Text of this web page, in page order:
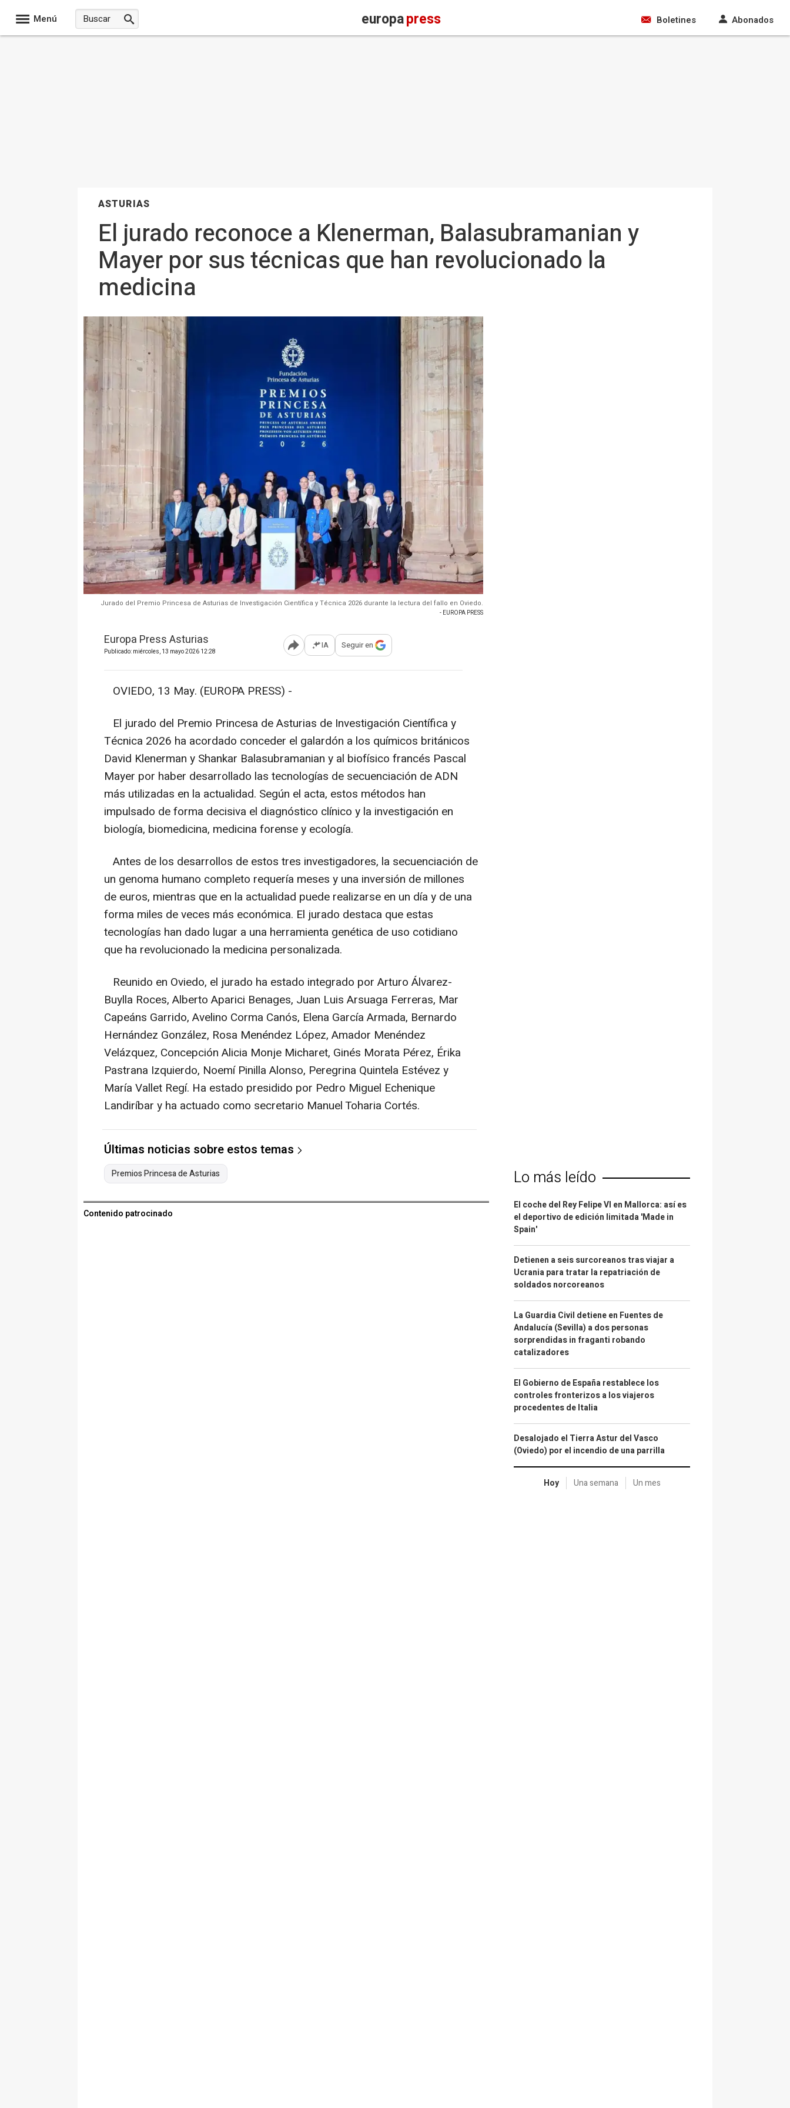
Menú europapress Boletines Abonados
ASTURIAS
El jurado reconoce a Klenerman, Balasubramanian y
Mayer por sus técnicas que han revolucionado la
medicina
Jurado del Premio Princesa de Asturias de Investigación Científica y Técnica 2026 durante la lectura del fallo en Oviedo.
- EUROPA PRESS
Europa Press Asturias
Publicado: miércoles, 13 mayo 2026 12:28 Abrir opciones para compartir
IA Seguir en
OVIEDO, 13 May. (EUROPA PRESS) -
El jurado del Premio Princesa de Asturias de Investigación Científica y
Técnica 2026 ha acordado conceder el galardón a los químicos británicos
David Klenerman y Shankar Balasubramanian y al biofísico francés Pascal
Mayer por haber desarrollado las tecnologías de secuenciación de ADN
más utilizadas en la actualidad. Según el acta, estos métodos han
impulsado de forma decisiva el diagnóstico clínico y la investigación en
biología, biomedicina, medicina forense y ecología.
Antes de los desarrollos de estos tres investigadores, la secuenciación de
un genoma humano completo requería meses y una inversión de millones
de euros, mientras que en la actualidad puede realizarse en un día y de una
forma miles de veces más económica. El jurado destaca que estas
tecnologías han dado lugar a una herramienta genética de uso cotidiano
que ha revolucionado la medicina personalizada.
Reunido en Oviedo, el jurado ha estado integrado por Arturo Álvarez-
Buylla Roces, Alberto Aparici Benages, Juan Luis Arsuaga Ferreras, Mar
Capeáns Garrido, Avelino Corma Canós, Elena García Armada, Bernardo
Hernández González, Rosa Menéndez López, Amador Menéndez
Velázquez, Concepción Alicia Monje Micharet, Ginés Morata Pérez, Érika
Pastrana Izquierdo, Noemí Pinilla Alonso, Peregrina Quintela Estévez y
María Vallet Regí. Ha estado presidido por Pedro Miguel Echenique
Landiríbar y ha actuado como secretario Manuel Toharia Cortés.
Últimas noticias sobre estos temas
Premios Princesa de Asturias
Contenido patrocinado
Lo más leído
El coche del Rey Felipe VI en Mallorca: así es
el deportivo de edición limitada 'Made in
Spain'
Detienen a seis surcoreanos tras viajar a
Ucrania para tratar la repatriación de
soldados norcoreanos
La Guardia Civil detiene en Fuentes de
Andalucía (Sevilla) a dos personas
sorprendidas in fraganti robando
catalizadores
El Gobierno de España restablece los
controles fronterizos a los viajeros
procedentes de Italia
Desalojado el Tierra Astur del Vasco
(Oviedo) por el incendio de una parrilla
Hoy Una semana Un mes